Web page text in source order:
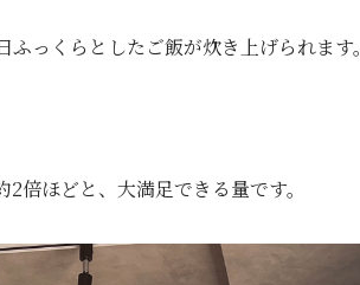
っくらとしたご飯が炊き上げられます。
倍ほどと、大満足できる量です。